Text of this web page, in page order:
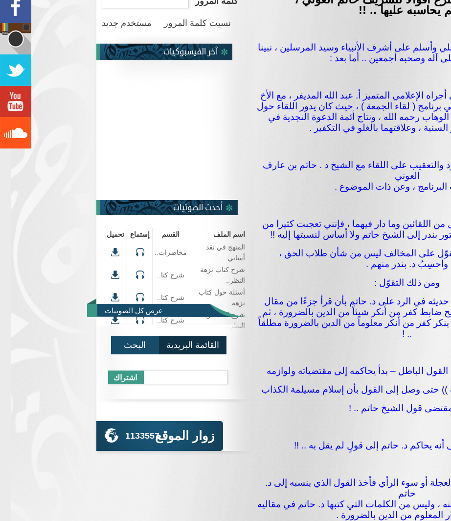
يحاسبه عليها .. !!
وأسلم على أشرف الأنبياء وسيد المرسلين ، نبينا
آله وصحبه أجمعين .. أما بعد :
الإعلامي المتميز أ. عبد الله المديفر ، مع الأخ
برنامج ( لقاء الجمعة ) ، حيث كان يدور اللقاء حول
رحمه الله ، ونتاج أئمة الدعوة النجدية في
، وعلاقتهما بالغلو في التكفير .
والتعقيب على اللقاء مع الشيخ د . حاتم بن عارف
العوني
، وعن ذات الموضوع .
اللقائين وما دار فيهما ، فإنني تعجبت كثيرا من
بندر إلى الشيخ حاتم ولا أساس لنسبتها إليه !!
على المخالف ليس من شأن طلاب الحق ،
وأحسِبُ د. بندر منهم .
ومن ذلك التقوّل :
حديثه في الرد على د. حاتم بأن قرأ جزءًا من مقال
ضابط كفر من أنكر شيئاً من الدين بالضرورة ، ثم
كفر من أنكر معلوماً من الدين بالضرورة مطلقاً
.. !
الباطل – بدأ يحاكمه إلى مقتضياته ولوازمه
)) حتى وصل إلى القول بأن إسلام مسيلمة الكذاب
قول الشيخ حاتم .. !
أنه يحاكم د. حاتم إلى قولٍ لم يقل به .. !!
أو سوء الرأي فأخذ القول الذي ينسبه إلى د.
حاتم
، وليس من الكلمات التي كتبها د. حاتم في مقاليه
المعلوم من الدين بالضرورة .
نسيت كلمة المرور مستخدم جديد
آخر الفيسبوكيات
أحدث الصوتيات
اسم الملف القسم إستماع
تحميل
المنهج في نقد
أساني..
محاضرات..
شرح كتاب نزهة
النظر..
شرح كتا..
أسئلة حول كتاب
نزهة..
شرح كتا..
شرح كتاب نزهة
النظر..
شرح كتا..
عرض كل الصوتيات
القائمة البريدية البحث
زوار الموقع1133557